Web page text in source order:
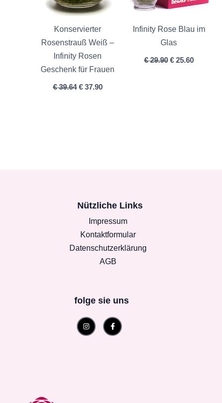
Konservierter
Rosenstrauß Weiß –
Infinity Rosen
Geschenk für Frauen
€39.64 €37.90
Infinity Rose Blau im
Glas
€29.90 €25.60
folge sie uns
InstagramFacebook-
f
Nützliche Links
Impressum
Kontaktformular
Datenschutzerklärung
AGB